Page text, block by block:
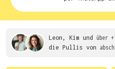
Leon, Kim und über
die Pullis von